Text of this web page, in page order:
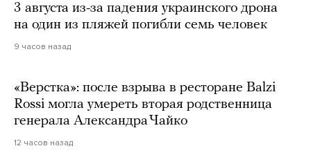
3 августа из-за падения украинского дрона
на один из пляжей погибли семь человек
9 часов назад
«Верстка»: после взрыва в ресторане Balzi
Rossi могла умереть вторая родственница
генерала Александра Чайко
12 часов назад